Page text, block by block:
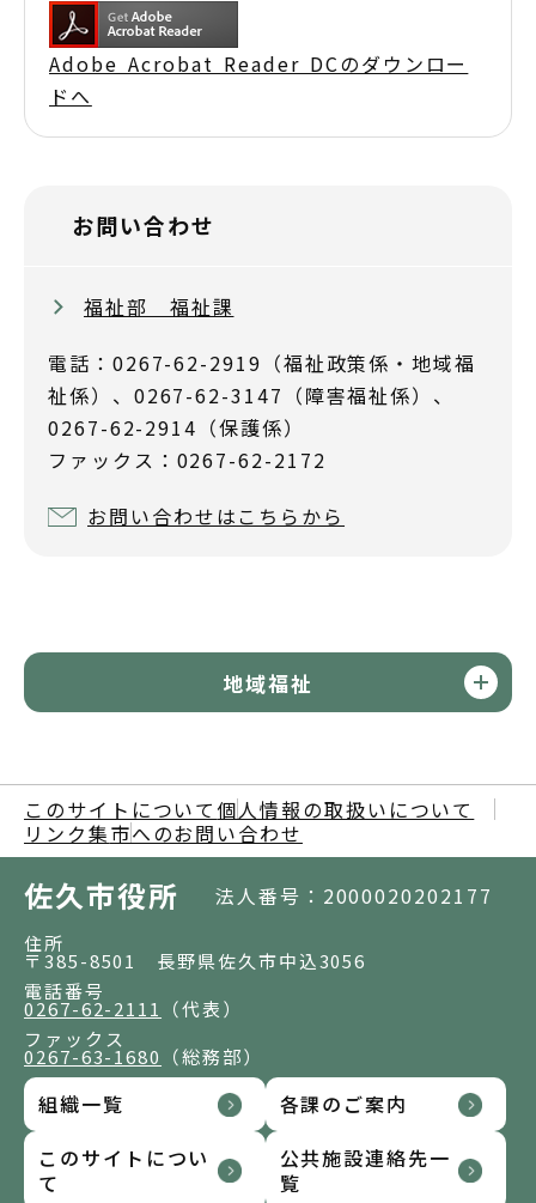
Adobe Acrobat Reader DCのダウンロー
ドへ
お問い合わせ
福祉部 福祉課
電話：0267-62-2919（福祉政策係・地域福
祉係）、0267-62-3147（障害福祉係）、
0267-62-2914（保護係）
ファックス：0267-62-2172
お問い合わせはこちらから
地域福祉
このサイトについて 個人情報の取扱いについて
リンク集市へのお問い合わせ
佐久市役所 法人番号：2000020202177
住所
〒385-8501 長野県佐久市中込3056
電話番号
0267-62-2111
（代表）
ファックス
0267-63-1680 （総務部）
組織一覧
各課のご案内
このサイトについ
て
公共施設連絡先一
覧